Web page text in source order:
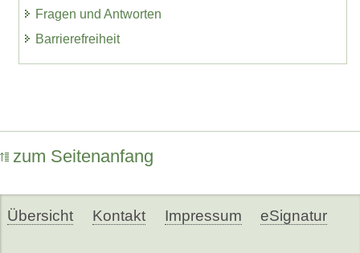
Fragen und Antworten
Barrierefreiheit
zum Seitenanfang
Übersicht Kontakt Impressum eSignatur